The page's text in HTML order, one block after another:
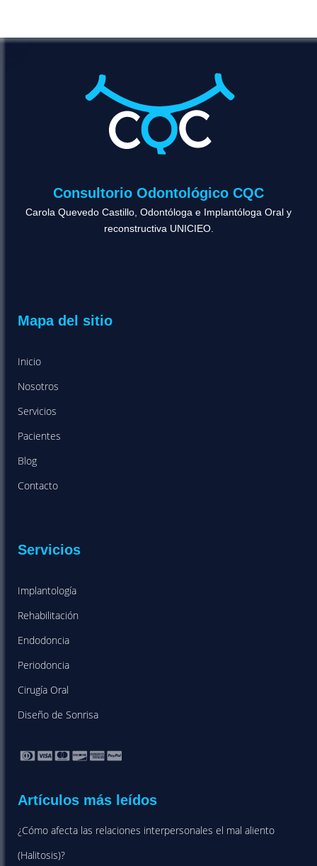
Consultorio Odontológico CQC
Carola Quevedo Castillo, Odontóloga e Implantóloga Oral y
reconstructiva UNICIEO.
Mapa del sitio
Inicio
Nosotros
Servicios
Pacientes
Blog
Contacto
Servicios
Implantología
Rehabilitación
Endodoncia
Periodoncia
Cirugía Oral
Diseño de Sonrisa
Artículos más leídos
¿Cómo afecta las relaciones interpersonales el mal aliento
(Halitosis)?